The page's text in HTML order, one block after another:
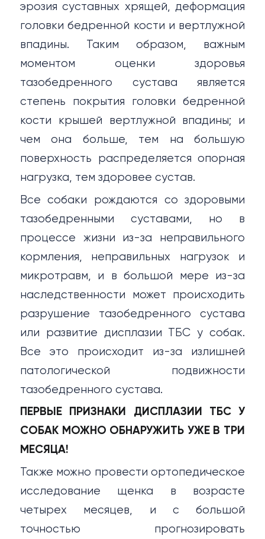
эрозия суставных хрящей, деформация
головки бедренной кости и вертлужной
впадины. Таким образом, важным
моментом оценки здоровья
тазобедренного сустава является
степень покрытия головки бедренной
кости крышей вертлужной впадины; и
чем она больше, тем на большую
поверхность распределяется опорная
нагрузка, тем здоровее сустав.
Все собаки рождаются со здоровыми
тазобедренными суставами, но в
процессе жизни из-за неправильного
кормления, неправильных нагрузок и
микротравм, и в большой мере из-за
наследственности может происходить
разрушение тазобедренного сустава
или развитие дисплазии ТБС у собак.
Все это происходит из-за излишней
патологической подвижности
тазобедренного сустава.
ПЕРВЫЕ ПРИЗНАКИ ДИСПЛАЗИИ ТБС У
СОБАК МОЖНО ОБНАРУЖИТЬ УЖЕ В ТРИ
МЕСЯЦА!
Также можно провести ортопедическое
исследование щенка в возрасте
четырех месяцев, и с большой
точностью прогнозировать